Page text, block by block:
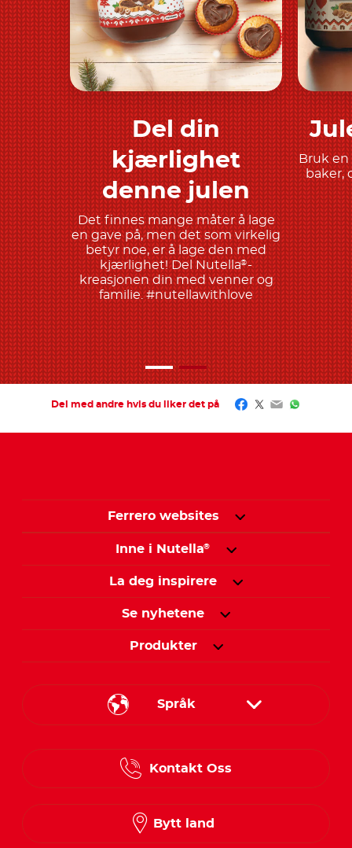
Finn ut mer
Del din
kjærlighet
denne julen
Det finnes mange måter å lage
en gave på, men det som virkelig
betyr noe, er å lage den med
kjærlighet! Del Nutella®-
kreasjonen din med venner og
familie. #nutellawithlove
Bruk en
baker,
Del med andre hvis du liker det på Facebook
Twitter
Email
Ferrero websites
Inne i Nutella®
La deg inspirere
Se nyhetene
Produkter
Språk
Norwegian
Kontakt Oss
Bytt land